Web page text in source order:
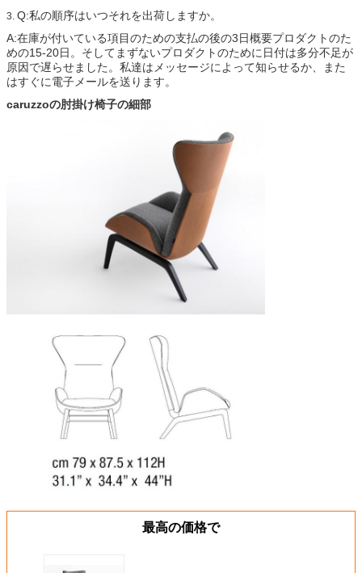
3. Q:私の順序はいつそれを出荷しますか。
A:在庫が付いている項目のための支払の後の3日概要プロダクトのた
めの15-20日。そしてまずないプロダクトのために日付は多分不足が
原因で遅らせました。私達はメッセージによって知らせるか、また
はすぐに電子メールを送ります。
caruzzoの肘掛け椅子の細部
最高の価格で